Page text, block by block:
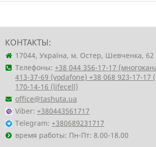
КОНТАКТЫ:
17044, Україна, м. Остер, Шевченка, 62
Телефоны: +38 044 356-17-17
413-37-69 (vodafone) +38 068 923-17-17
170-14-16 (lifecell)
office@tashuta.ua
Viber: +380443561717
Telegram: +380689231717
время работы: Пн-Пт: 8.00-18.00